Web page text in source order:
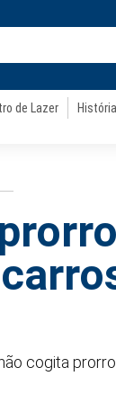
de Lazer
História
cogita